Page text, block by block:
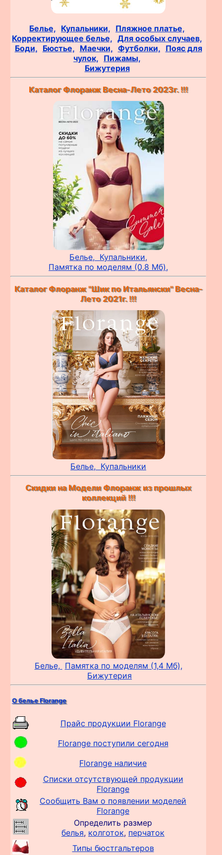
Белье, Купальники, Пляжное платье,
Корректирующее белье, Для особых случаев,
Боди, Бюстье, Маечки, Футболки, Пояс для
чулок, Пижамы,
Бижутерия
Каталог Флоранж Весна-Лето 2023г. !!!
Белье, Купальники,
Памятка по моделям (0.8 Мб),
Каталог Флоранж "Шик по Итальянски" Весна-
Лето 2021г. !!!
Белье, Купальники
Скидки на Модели Флоранж из прошлых
коллекций !!!
Белье, Памятка по моделям (1,4 Мб),
Бижутерия
О белье Florange
Прайс продукции Florange
Florange поступили сегодня
Florange наличие
Списки отсутствующей продукции
Florange
Сообщить Вам о появлении моделей
Florange
Определить размер
белья, колготок, перчаток
Типы бюстгальтеров